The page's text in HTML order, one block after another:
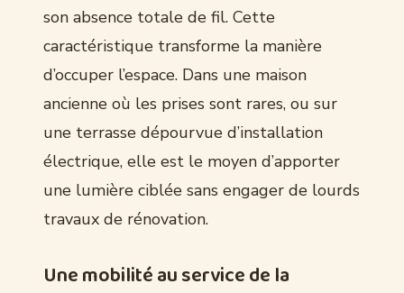
son absence totale de fil. Cette
caractéristique transforme la manière
d’occuper l’espace. Dans une maison
ancienne où les prises sont rares, ou sur
une terrasse dépourvue d’installation
électrique, elle est le moyen d’apporter
une lumière ciblée sans engager de lourds
travaux de rénovation.
Une mobilité au service de la